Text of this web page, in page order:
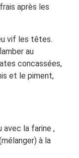
après les
vif les têtes.
au
concassées,
et le piment,
avec la farine ,
à la